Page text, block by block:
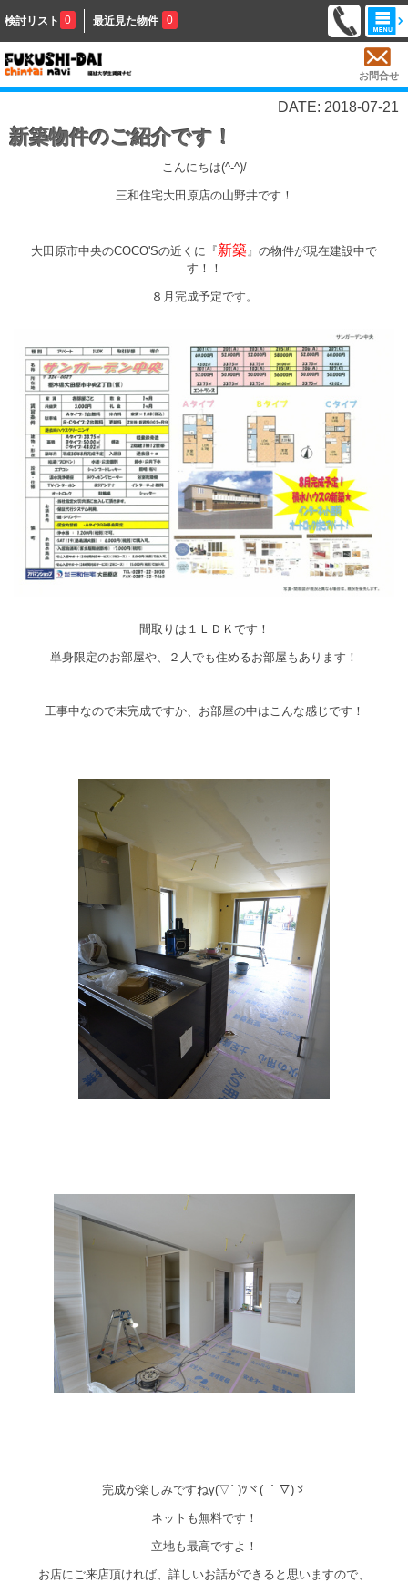
検討リスト 0 最近見た物件 0
お問合せ
DATE: 2018-07-21
新築物件のご紹介です！
こんにちは(^-^)/
三和住宅大田原店の山野井です！
大田原市中央のCOCO'Sの近くに『新築』 の物件が現在建設中で
す！！
８月完成予定です。
間取りは１ＬＤＫです！
単身限定のお部屋や、２人でも住めるお部屋もあります！
工事中なので未完成ですか、お部屋の中はこんな感じです！
完成が楽しみですねγ(▽´ )ﾂヾ( ｀▽)ゞ
ネットも無料です！
立地も最高ですよ！
お店にご来店頂ければ、詳しいお話ができると思いますので、